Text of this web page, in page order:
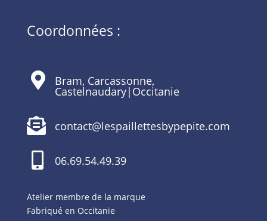
Coordonnées :
 Bram, Carcassonne,
Castelnaudary|Occitanie
 contact@lespaillettesbypepite.com
 06.69.54.49.39
Atelier membre de la marque
Fabriqué en Occitanie